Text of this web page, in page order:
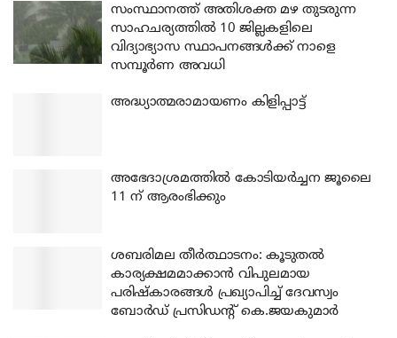
സംസ്ഥാനത്ത് അതിശക്ത മഴ തുടരുന്ന
സാഹചര്യത്തിൽ 10 ജില്ലകളിലെ
വിദ്യാഭ്യാസ സ്ഥാപനങ്ങൾക്ക് നാളെ
സമ്പൂർണ അവധി
അദ്ധ്യാത്മരാമായണം കിളിപ്പാട്ട്
അഭേദാശ്രമത്തില്‍ കോടിയര്‍ച്ചന ജൂലൈ
11 ന് ആരംഭിക്കും
ശബരിമല തീര്‍ത്ഥാടനം: കൂടുതല്‍
കാര്യക്ഷമമാക്കാന്‍ വിപുലമായ
പരിഷ്‌കാരങ്ങള്‍ പ്രഖ്യാപിച്ച് ദേവസ്വം
ബോര്‍ഡ് പ്രസിഡന്റ് കെ.ജയകുമാര്‍